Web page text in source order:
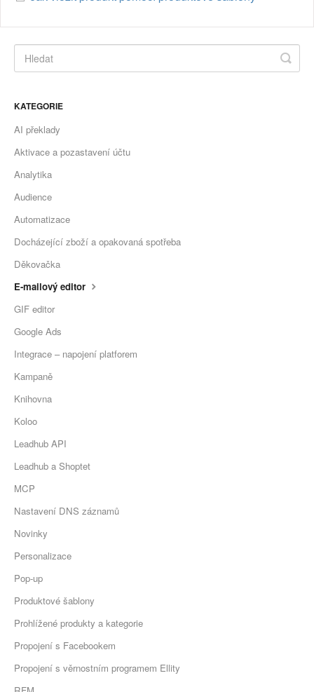
KATEGORIE
AI překlady
Aktivace a pozastavení účtu
Analytika
Audience
Automatizace
Docházející zboží a opakovaná spotřeba
Děkovačka
E-mailový editor
GIF editor
Google Ads
Integrace – napojení platforem
Kampaně
Knihovna
Koloo
Leadhub API
Leadhub a Shoptet
MCP
Nastavení DNS záznamů
Novinky
Personalizace
Pop-up
Produktové šablony
Prohlížené produkty a kategorie
Propojení s Facebookem
Propojení s věrnostním programem Ellity